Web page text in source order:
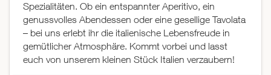
Spezialitäten. Ob ein entspannter Aperitivo, ein
genussvolles Abendessen oder eine gesellige Tavolata
– bei uns erlebt ihr die italienische Lebensfreude in
gemütlicher Atmosphäre. Kommt vorbei und lasst
euch von unserem kleinen Stück Italien verzaubern!